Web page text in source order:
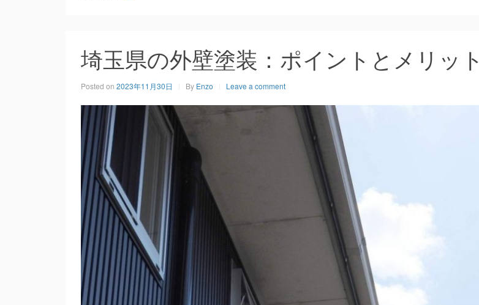
埼玉県の外壁塗装：ポイントとメリット
Posted on 2023年11月30日 By Enzo Leave a comment